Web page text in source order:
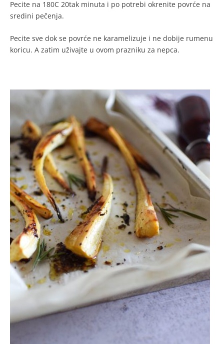
Pecite na 180C 20tak minuta i po potrebi okrenite povrće na
sredini pečenja.
Pecite sve dok se povrće ne karamelizuje i ne dobije rumenu
koricu. A zatim uživajte u ovom prazniku za nepca.